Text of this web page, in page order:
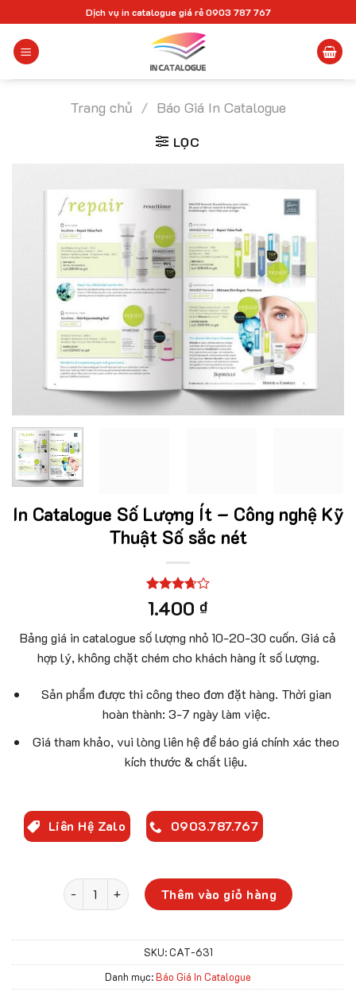
đến
nội
dung
Dịch vụ in catalogue giá rẻ 0903 787 767
Trang chủ / Báo Giá In Catalogue
LỌC
In Catalogue Số Lượng Ít – Công nghệ Kỹ
Thuật Số sắc nét
3.67
trên 5
6
đánh giá
1.400 ₫
Bảng giá in catalogue số lượng nhỏ 10-20-30 cuốn. Giá cả
hợp lý, không chặt chém cho khách hàng ít số lượng.
Sản phẩm được thi công theo đơn đặt hàng. Thời gian
hoàn thành: 3-7 ngày làm việc.
Giá tham khảo, vui lòng liên hệ để báo giá chính xác theo
kích thước & chất liệu.
Liên Hệ Zalo 0903.787.767
In Catalogue Số Lượng Ít - Công nghệ Kỹ Thuật Số
Thêm vào giỏ hàng
SKU:CAT-631
Danh mục:Báo Giá In Catalogue